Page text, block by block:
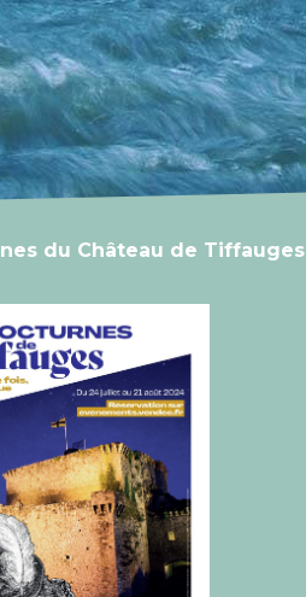
du Château de Tiffauges